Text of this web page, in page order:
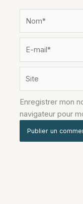
Enregistrer mon
navigateur pour